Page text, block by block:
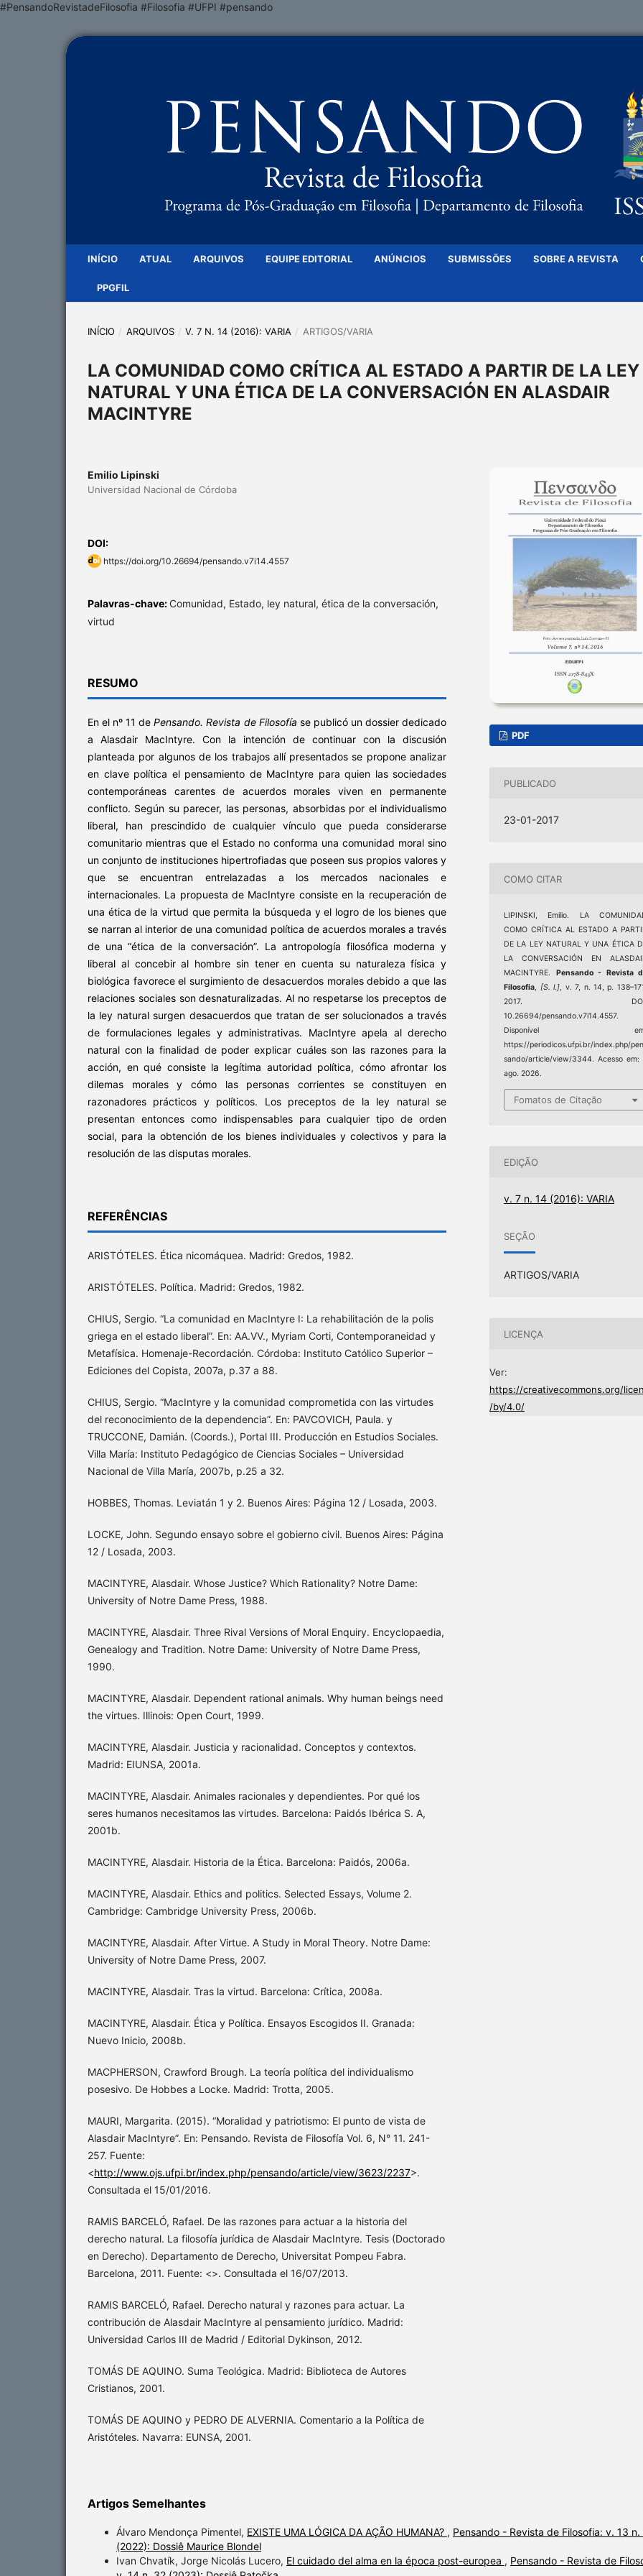
#PensandoRevistadeFilosofia #Filosofia #UFPI #pensando
INÍCIO ATUAL ARQUIVOS EQUIPE EDITORIAL ANÚNCIOS SUBMISSÕES SOBRE A REVISTA
PPGFIL
INÍCIO / ARQUIVOS / V. 7 N. 14 (2016): VARIA / ARTIGOS/VARIA
LA COMUNIDAD COMO CRÍTICA AL ESTADO A PARTIR DE LA LEY
NATURAL Y UNA ÉTICA DE LA CONVERSACIÓN EN ALASDAIR
MACINTYRE
Emilio Lipinski
Universidad Nacional de Córdoba
DOI:
https://doi.org/10.26694/pensando.v7i14.4557
Palavras-chave: Comunidad, Estado, ley natural, ética de la conversación,
virtud
RESUMO
En el nº 11 dePensando. Revista de Filosofía se publicó un dossier dedicado
a Alasdair MacIntyre. Con la intención de continuar con la discusión
planteada por algunos de los trabajos allí presentados se propone analizar
en clave política el pensamiento de MacIntyre para quien las sociedades
contemporáneas carentes de acuerdos morales viven en permanente
conflicto. Según su parecer, las personas, absorbidas por el individualismo
liberal, han prescindido de cualquier vínculo que pueda considerarse
comunitario mientras que el Estado no conforma una comunidad moral sino
un conjunto de instituciones hipertrofiadas que poseen sus propios valores y
que se encuentran entrelazadas a los mercados nacionales e
internacionales. La propuesta de MacIntyre consiste en la recuperación de
una ética de la virtud que permita la búsqueda y el logro de los bienes que
se narran al interior de una comunidad política de acuerdos morales a través
de una “ética de la conversación”. La antropología filosófica moderna y
liberal al concebir al hombre sin tener en cuenta su naturaleza física y
biológica favorece el surgimiento de desacuerdos morales debido a que las
relaciones sociales son desnaturalizadas. Al no respetarse los preceptos de
la ley natural surgen desacuerdos que tratan de ser solucionados a través
de formulaciones legales y administrativas. MacIntyre apela al derecho
natural con la finalidad de poder explicar cuáles son las razones para la
acción, en qué consiste la legítima autoridad política, cómo afrontar los
dilemas morales y cómo las personas corrientes se constituyen en
razonadores prácticos y políticos. Los preceptos de la ley natural se
presentan entonces como indispensables para cualquier tipo de orden
social, para la obtención de los bienes individuales y colectivos y para la
resolución de las disputas morales.
REFERÊNCIAS
ARISTÓTELES. Ética nicomáquea. Madrid: Gredos, 1982.
ARISTÓTELES. Política. Madrid: Gredos, 1982.
CHIUS, Sergio. “La comunidad en MacIntyre I: La rehabilitación de la polis
griega en el estado liberal”. En: AA.VV., Myriam Corti, Contemporaneidad y
Metafísica. Homenaje-Recordación. Córdoba: Instituto Católico Superior –
Ediciones del Copista, 2007a, p.37 a 88.
CHIUS, Sergio. “MacIntyre y la comunidad comprometida con las virtudes
del reconocimiento de la dependencia”. En: PAVCOVICH, Paula. y
TRUCCONE, Damián. (Coords.), Portal III. Producción en Estudios Sociales.
Villa María: Instituto Pedagógico de Ciencias Sociales – Universidad
Nacional de Villa María, 2007b, p.25 a 32.
HOBBES, Thomas. Leviatán 1 y 2. Buenos Aires: Página 12 / Losada, 2003.
LOCKE, John. Segundo ensayo sobre el gobierno civil. Buenos Aires: Página
12 / Losada, 2003.
MACINTYRE, Alasdair. Whose Justice? Which Rationality? Notre Dame:
University of Notre Dame Press, 1988.
MACINTYRE, Alasdair. Three Rival Versions of Moral Enquiry. Encyclopaedia,
Genealogy and Tradition. Notre Dame: University of Notre Dame Press,
1990.
MACINTYRE, Alasdair. Dependent rational animals. Why human beings need
the virtues. Illinois: Open Court, 1999.
MACINTYRE, Alasdair. Justicia y racionalidad. Conceptos y contextos.
Madrid: EIUNSA, 2001a.
MACINTYRE, Alasdair. Animales racionales y dependientes. Por qué los
seres humanos necesitamos las virtudes. Barcelona: Paidós Ibérica S. A,
2001b.
MACINTYRE, Alasdair. Historia de la Ética. Barcelona: Paidós, 2006a.
MACINTYRE, Alasdair. Ethics and politics. Selected Essays, Volume 2.
Cambridge: Cambridge University Press, 2006b.
MACINTYRE, Alasdair. After Virtue. A Study in Moral Theory. Notre Dame:
University of Notre Dame Press, 2007.
MACINTYRE, Alasdair. Tras la virtud. Barcelona: Crítica, 2008a.
MACINTYRE, Alasdair. Ética y Política. Ensayos Escogidos II. Granada:
Nuevo Inicio, 2008b.
MACPHERSON, Crawford Brough. La teoría política del individualismo
posesivo. De Hobbes a Locke. Madrid: Trotta, 2005.
MAURI, Margarita. (2015). “Moralidad y patriotismo: El punto de vista de
Alasdair MacIntyre”. En: Pensando. Revista de Filosofía Vol. 6, N° 11. 241-
257. Fuente:
<http://www.ojs.ufpi.br/index.php/pensando/article/view/3623/2237>.
Consultada el 15/01/2016.
RAMIS BARCELÓ, Rafael. De las razones para actuar a la historia del
derecho natural. La filosofía jurídica de Alasdair MacIntyre. Tesis (Doctorado
en Derecho). Departamento de Derecho, Universitat Pompeu Fabra.
Barcelona, 2011. Fuente: <>. Consultada el 16/07/2013.
RAMIS BARCELÓ, Rafael. Derecho natural y razones para actuar. La
contribución de Alasdair MacIntyre al pensamiento jurídico. Madrid:
Universidad Carlos III de Madrid / Editorial Dykinson, 2012.
TOMÁS DE AQUINO. Suma Teológica. Madrid: Biblioteca de Autores
Cristianos, 2001.
TOMÁS DE AQUINO y PEDRO DE ALVERNIA. Comentario a la Política de
Aristóteles. Navarra: EUNSA, 2001.
PDF
PUBLICADO
23-01-2017
COMO CITAR
LIPINSKI, Emilio. LA
COMO CRÍTICA AL ESTADO A
DE LA LEY NATURAL Y UNA ÉTICA
LA CONVERSACIÓN EN
MACINTYRE. Pensando - Revista
Filosofia, [S. l.], v. 7, n. 14, p.
2017.
10.26694/pensando.v7i14.4557.
Disponível
https://periodicos.ufpi.br/index.php/
sando/article/view/3344. Acesso em:
ago. 2026.
Fomatos de Citação
EDIÇÃO
v. 7 n. 14 (2016): VARIA
SEÇÃO
ARTIGOS/VARIA
LICENÇA
Ver:
https://creativecommons.org/
/by/4.0/
Artigos Semelhantes
Álvaro Mendonça Pimentel, EXISTE UMA LÓGICA DA AÇÃO HUMANA? , Pensando - Revista de Filosofia: v. 13
(2022): Dossiê Maurice Blondel
Ivan Chvatík, Jorge Nicolás Lucero, El cuidado del alma en la época post-europea , Pensando - Revista de